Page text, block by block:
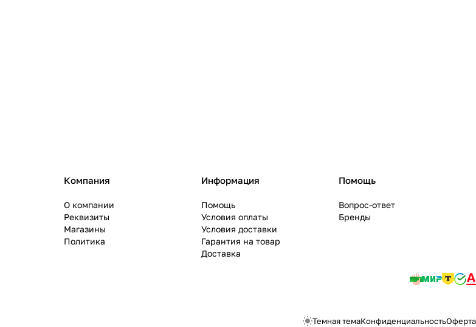
Компания
О компании
Реквизиты
Магазины
Политика
Информация
Помощь
Условия оплаты
Условия доставки
Гарантия на товар
Доставка
Помощь
Вопрос-ответ
Бренды
Темная темаКонфиденциальностьОферта